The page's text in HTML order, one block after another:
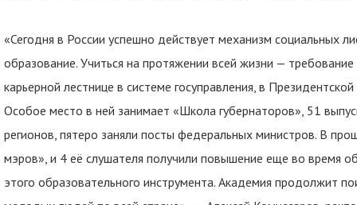
«Сегодня в России успешно действует механизм социальных
образование. Учиться на протяжении всей жизни —
карьерной лестнице в системе госуправления, в
Особое место в ней занимает «Школа губернаторов», 51
регионов, пятеро заняли посты федеральных министров. В
мэров», и 4 её слушателя получили повышение еще во время
этого образовательного инструмента. Академия продолжит